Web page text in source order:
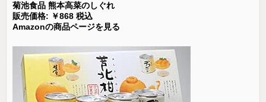
菊池食品 熊本高菜のしぐれ
販売価格: ￥868 税込
Amazonの商品ページを見る